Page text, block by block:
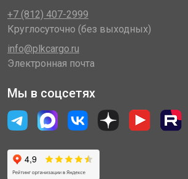
+7 (812) 407-2999
Круглосуточно (без выходных)
info@plkcargo.ru
Электронная почта
Мы в соцсетях